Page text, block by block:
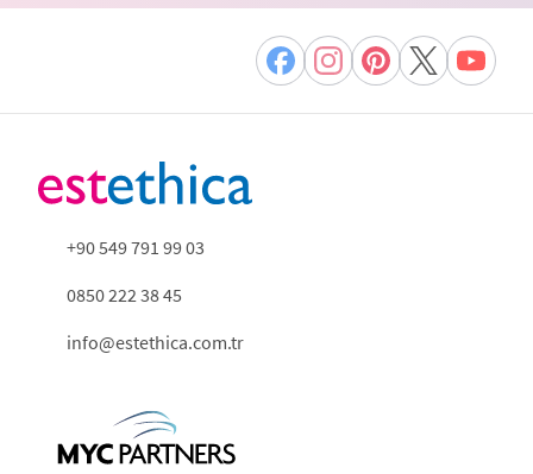
+90 549 791 99 03
0850 222 38 45
info@estethica.com.tr